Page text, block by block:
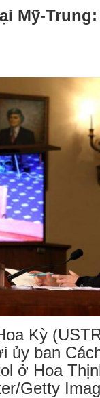
Mỹ-
Kỳ
ủy ban
ở Hoa
Getty